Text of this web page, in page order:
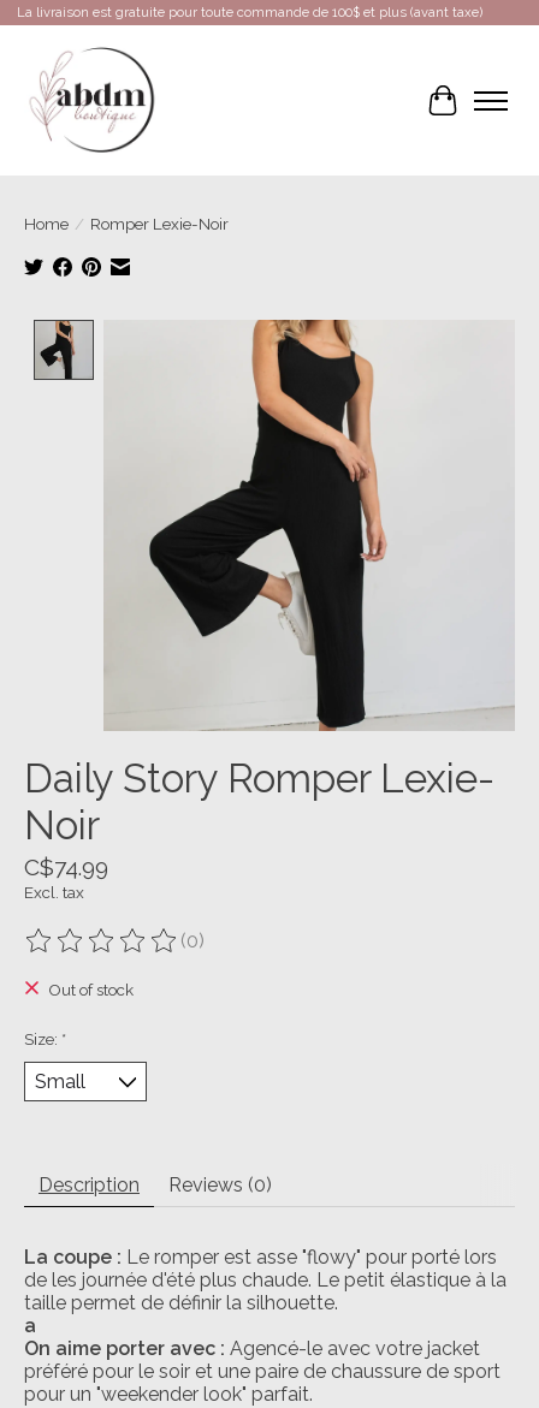
La livraison est gratuite pour toute commande de 100$ et plus (avant taxe)
Cart
Home / Romper Lexie-Noir
Product image slideshow Items
Daily Story Romper Lexie-
Noir
C$74.99
Excl. tax
The rating of this product is
(0)
Out of stock
Size: *
Description Reviews (0)
La coupe : Le romper est asse "flowy" pour porté lors
de les journée d'été plus chaude. Le petit élastique à la
taille permet de définir la silhouette.
a
On aime porter avec : Agencé-le avec votre jacket
préféré pour le soir et une paire de chaussure de sport
pour un "weekender look" parfait.